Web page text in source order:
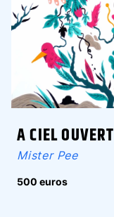
A CIEL OUVERT
Mister Pee
500 euros